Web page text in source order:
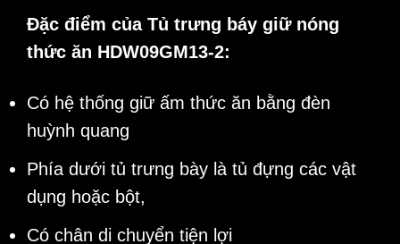
Đặc điểm của Tủ trưng báy giữ nóng
thức ăn HDW09GM13-2:
Có hệ thống giữ ấm thức ăn bằng đèn
huỳnh quang
Phía dưới tủ trưng bày là tủ đựng các vật
dụng hoặc bột,
Có chân di chuyển tiện lợi